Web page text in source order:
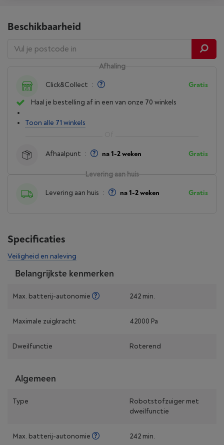
Beschikbaarheid
Levering aan huis
Levering aan huis : na 1-2 weken Gratis
Afhaling
Click&Collect : Gratis
Haal je bestelling af in een van onze 70 winkels
Toon alle 71 winkels
Afhaalpunt : na 1-2 weken Gratis
Specificaties
Veiligheid en naleving
Belangrijkste kenmerken
Max. batterij-autonomie 242 min.
Maximale zuigkracht 42000 Pa
Dweilfunctie Roterend
Algemeen
Type
Robotstofzuiger met
dweilfunctie
Max. batterij-autonomie 242 min.